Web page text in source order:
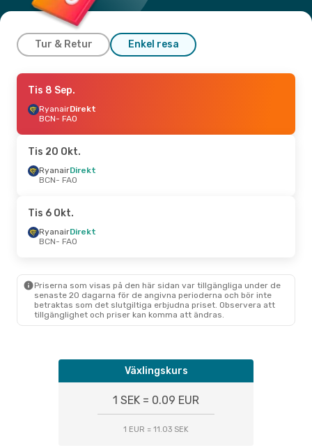
Tur & Retur Enkel resa
Tors 1 Okt.
RyanairDirekt
BCN- FAO
FAO- BCN
Fre 11 Sep.- Sön 13 Sep.
VuelingDirekt
FAO - BCN
BCN
Vueling Direkt
FAO- BCN
- FAO
- BCN
Tis 8 Sep.
RyanairDirekt
BCN- FAO
Tis 20 Okt.
RyanairDirekt
BCN- FAO
Tis 6 Okt.
RyanairDirekt
BCN- FAO
Priserna som visas på den här sidan var tillgängliga under de
senaste 20 dagarna för de angivna perioderna och bör inte
betraktas som det slutgiltiga erbjudna priset. Observera att
tillgänglighet och priser kan komma att ändras.
Växlingskurs
1 SEK = 0.09 EUR
1 EUR = 11.03 SEK